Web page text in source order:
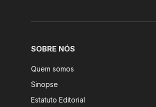
SOBRE NÓS
Quem somos
Sinopse
Estatuto Editorial